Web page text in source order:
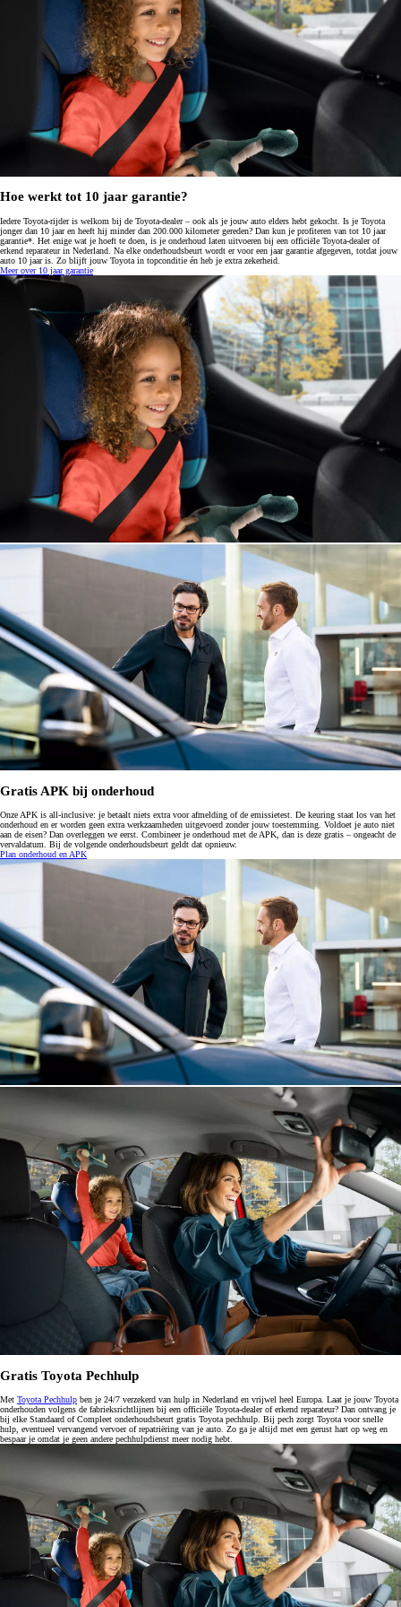
Hoe werkt tot 10 jaar garantie?
Iedere Toyota-rijder is welkom bij de Toyota-dealer – ook als je jouw auto elders hebt gekocht. Is je Toyota
jonger dan 10 jaar en heeft hij minder dan 200.000 kilometer gereden? Dan kun je profiteren van tot 10 jaar
garantie*. Het enige wat je hoeft te doen, is je onderhoud laten uitvoeren bij een officiële Toyota-dealer of
erkend reparateur in Nederland. Na elke onderhoudsbeurt wordt er voor een jaar garantie afgegeven, totdat jouw
auto 10 jaar is. Zo blijft jouw Toyota in topconditie én heb je extra zekerheid.
Meer over 10 jaar garantie
Gratis APK bij onderhoud
Onze APK is all-inclusive: je betaalt niets extra voor afmelding of de emissietest. De keuring staat los van het
onderhoud en er worden geen extra werkzaamheden uitgevoerd zonder jouw toestemming. Voldoet je auto niet
aan de eisen? Dan overleggen we eerst. Combineer je onderhoud met de APK, dan is deze gratis – ongeacht de
vervaldatum. Bij de volgende onderhoudsbeurt geldt dat opnieuw.
Plan onderhoud en APK
Gratis Toyota Pechhulp
Met Toyota Pechhulp ben je 24/7 verzekerd van hulp in Nederland en vrijwel heel Europa. Laat je jouw Toyota
onderhouden volgens de fabrieksrichtlijnen bij een officiële Toyota-dealer of erkend reparateur? Dan ontvang je
bij elke Standaard of Compleet onderhoudsbeurt gratis Toyota pechhulp. Bij pech zorgt Toyota voor snelle
hulp, eventueel vervangend vervoer of repatriëring van je auto. Zo ga je altijd met een gerust hart op weg en
bespaar je omdat je geen andere pechhulpdienst meer nodig hebt.